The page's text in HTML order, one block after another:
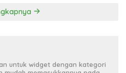
untuk widget dengan kategori